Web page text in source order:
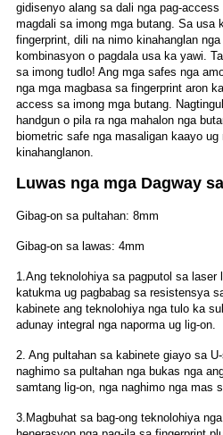
gidisenyo alang sa dali nga pag-
magdali sa imong mga butang. Sa usa
fingerprint, dili na nimo kinahanglan
kombinasyon o pagdala usa ka yawi.
sa imong tudlo! Ang mga safes nga
nga mga magbasa sa fingerprint aron
access sa imong mga butang.
handgun o pila ra nga mahalon nga
biometric safe nga masaligan kaayo
kinahanglanon.
Luwas nga mga Dagway
Gibag-on sa pultahan: 8mm
Gibag-on sa lawas: 4mm
1.Ang teknolohiya sa pagputol sa laser
katukma ug pagbabag sa resistensya
kabinete ang teknolohiya nga tulo ka
adunay integral nga naporma ug lig-on.
2. Ang pultahan sa kabinete giayo sa
naghimo sa pultahan nga bukas nga
samtang lig-on, nga naghimo nga mas
3.Magbuhat sa bag-ong teknolohiya